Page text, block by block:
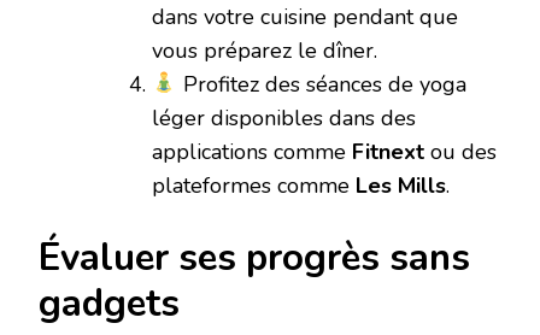
dans votre cuisine pendant que
vous préparez le dîner.
Profitez des séances de yoga
léger disponibles dans des
applications comme Fitnext ou des
plateformes comme Les Mills.
Évaluer ses progrès sans
gadgets